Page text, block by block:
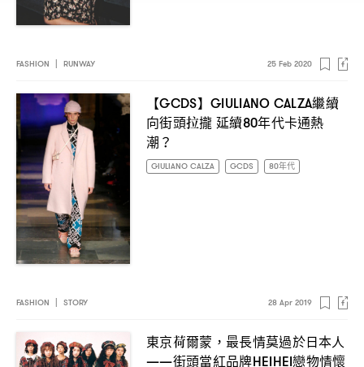
FASHION | RUNWAY 25 Feb 2020
【GCDS】 GIULIANO CALZA繼續
向街頭拉攏 延續80年代卡通熱
潮 ？
GIULIANO CALZA GCDS 80年代
FASHION STORY 28 Apr 2019
東京荷爾蒙 ， 最長情莫過於日本人
——街頭當紅品牌HEIHEI戀物情懷